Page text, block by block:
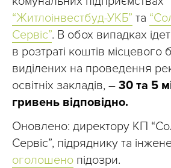
“Житлоінвестбуд-УКБ” та
Сервіс”. В обох випадках
в розтраті коштів місцевого
виділених на проведення
освітніх закладів, – 30 та 5
гривень відповідно.
Оновлено: директору КП
Сервіс”, підряднику та
оголошено підозри.